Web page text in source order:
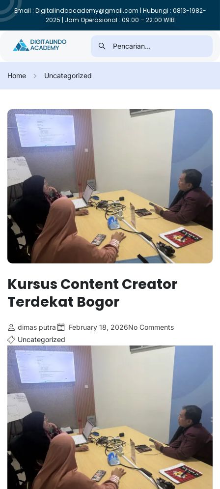
Email : Digitalindoacademy@gmail.com | Hubungi : 0813-1982-
2025 | Jam Operasional : 09:00 – 22:00 WIB
Home Uncategorized
Kursus Content Creator
Terdekat Bogor
dimas putra February 18, 2026No Comments
Uncategorized